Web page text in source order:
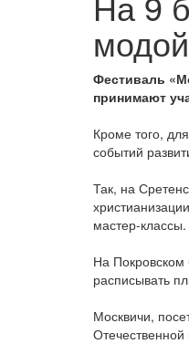
Фестиваль
принимают
Кроме того,
событий
Так, на
мастер-классы.
На Покровском
расписывать
Москвичи,
Отечественной